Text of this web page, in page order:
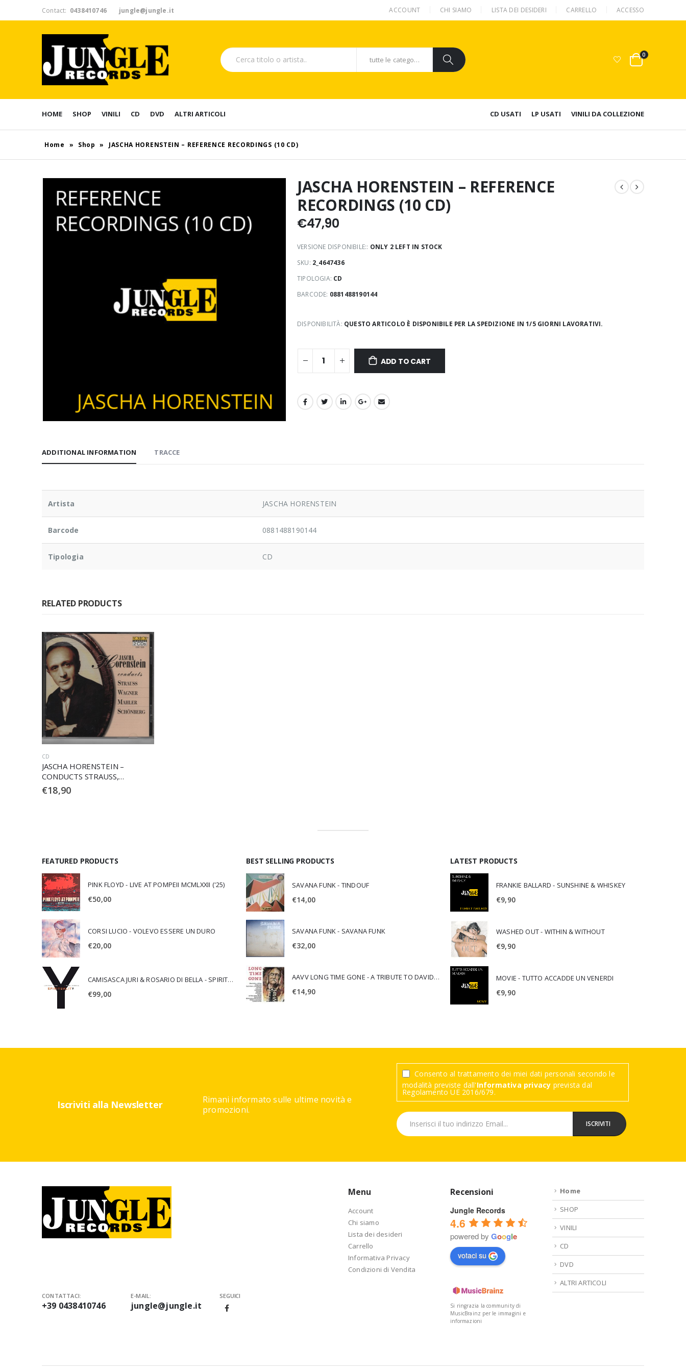
Contact: 0438410746 jungle@jungle.it ACCOUNT CHI SIAMO LISTA DEI DESIDERI CARRELLO ACCESSO
tutte le categorie
0
HOME SHOP VINILI CD DVD ALTRI ARTICOLI CD USATI LP USATI VINILI DA COLLEZIONE
Home » Shop » JASCHA HORENSTEIN – REFERENCE RECORDINGS (10 CD)
JASCHA HORENSTEIN – REFERENCE
RECORDINGS (10 CD)
€47,90
VERSIONE DISPONIBILE:: ONLY 2 LEFT IN STOCK
SKU: 2_4647436
TIPOLOGIA: CD
BARCODE: 0881488190144
DISPONIBILITÀ: QUESTO ARTICOLO È DISPONIBILE PER LA SPEDIZIONE IN 1/5 GIORNI LAVORATIVI.
ADD TO CART
ADDITIONAL INFORMATION TRACCE
Artista JASCHA HORENSTEIN
Barcode 0881488190144
Tipologia CD
RELATED PRODUCTS
CD
JASCHA HORENSTEIN –
CONDUCTS STRAUSS,
WAGNER, MAHLER,
SCHONBERG (2 CD)
€18,90
FEATURED PRODUCTS
PINK FLOYD - LIVE AT POMPEII MCMLXXII ('25)
€50,00
CORSI LUCIO - VOLEVO ESSERE UN DURO
€20,00
CAMISASCA JURI & ROSARIO DI BELLA - SPIRITUALITY
€99,00
BEST SELLING PRODUCTS
SAVANA FUNK - TINDOUF
€14,00
SAVANA FUNK - SAVANA FUNK
€32,00
AAVV LONG TIME GONE - A TRIBUTE TO DAVID CROSBY
€14,90
LATEST PRODUCTS
FRANKIE BALLARD - SUNSHINE & WHISKEY
€9,90
WASHED OUT - WITHIN & WITHOUT
€9,90
MOVIE - TUTTO ACCADDE UN VENERDI
€9,90
Iscriviti alla Newsletter
Rimani informato sulle ultime novità e
promozioni.
Consento al trattamento dei miei dati personali secondo le
modalità previste dall'Informativa privacy prevista dal
Regolamento UE 2016/679.
CONTATTACI:
+39 0438410746
E-MAIL:
jungle@jungle.it
SEGUICI
Menu
Account
Chi siamo
Lista dei desideri
Carrello
Informativa Privacy
Condizioni di Vendita
Recensioni
Jungle Records
4.6
powered by Google
votaci su
Si ringrazia la community di
MusicBrainz per le immagini e
informazioni
Home
SHOP
VINILI
CD
DVD
ALTRI ARTICOLI